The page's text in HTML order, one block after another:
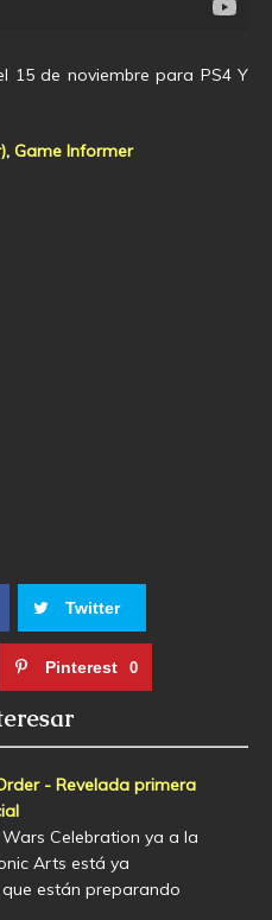
15 de noviembre para PS4 Y
, Game Informer
Twitter
Pinterest 0
- Revelada primera
Celebration ya a la
Arts está ya
están preparando